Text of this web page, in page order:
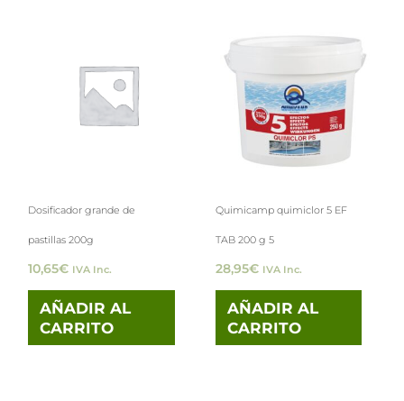
Dosificador grande de
pastillas 200g
10,65€ IVA Inc.
AÑADIR AL
CARRITO
Quimicamp quimiclor 5 EF
TAB 200 g 5
28,95€ IVA Inc.
AÑADIR AL
CARRITO